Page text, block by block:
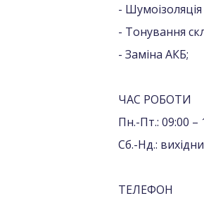
-
- Тонування
- Заміна АКБ;
ЧАС РОБОТИ
Пн.-Пт.: 09:00 –
Сб.-Нд.:
ТЕЛЕФОН